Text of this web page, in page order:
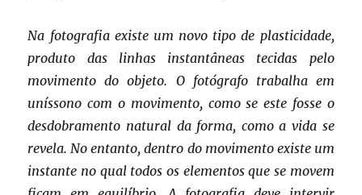
Na fotografia existe um novo tipo de plasticidade,
produto das linhas instantâneas tecidas pelo
movimento do objeto. O fotógrafo trabalha em
uníssono com o movimento, como se este fosse o
desdobramento natural da forma, como a vida se
revela. No entanto, dentro do movimento existe um
instante no qual todos os elementos que se movem